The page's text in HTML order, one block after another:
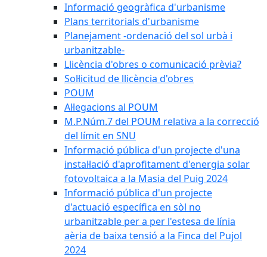
Informació geogràfica d'urbanisme
Plans territorials d'urbanisme
Planejament -ordenació del sol urbà i
urbanitzable-
Llicència d'obres o comunicació prèvia?
Sol·licitud de llicència d'obres
POUM
Al·legacions al POUM
M.P.Núm.7 del POUM relativa a la correcció
del límit en SNU
Informació pública d'un projecte d'una
instal·lació d'aprofitament d'energia solar
fotovoltaica a la Masia del Puig 2024
Informació pública d'un projecte
d'actuació específica en sòl no
urbanitzable per a per l'estesa de línia
aèria de baixa tensió a la Finca del Pujol
2024